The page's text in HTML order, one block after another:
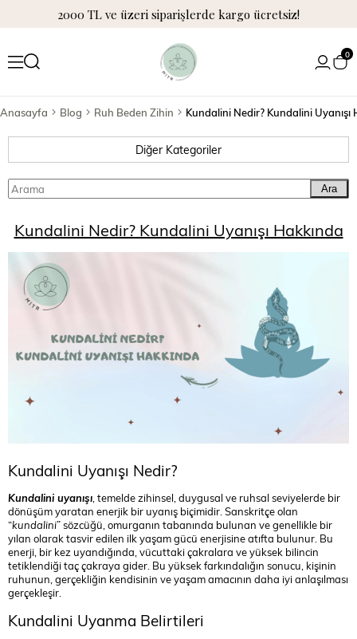
2000 TL ve üzeri siparişlerde kargo ücretsiz!
0
Anasayfa Blog Ruh Beden Zihin Kundalini Nedir? Kundalini Uyanışı
Diğer Kategoriler
Ara
Kundalini Nedir? Kundalini Uyanışı Hakkında
Kundalini Uyanışı Nedir?
Kundalini uyanışı , temelde zihinsel, duygusal ve ruhsal seviyelerde bir
dönüşüm yaratan enerjik bir uyanış biçimidir. Sanskritçe olan
“kundalini” sözcüğü, omurganın tabanında bulunan ve genellikle bir
yılan olarak tasvir edilen ilk yaşam gücü enerjisine atıfta bulunur. Bu
enerji, bir kez uyandığında, vücuttaki çakralara ve yüksek bilincin
tetiklendiği taç çakraya gider. Bu yüksek farkındalığın sonucu, kişinin
ruhunun, gerçekliğin kendisinin ve yaşam amacının daha iyi anlaşılması
gerçekleşir.
Kundalini Uyanma Belirtileri